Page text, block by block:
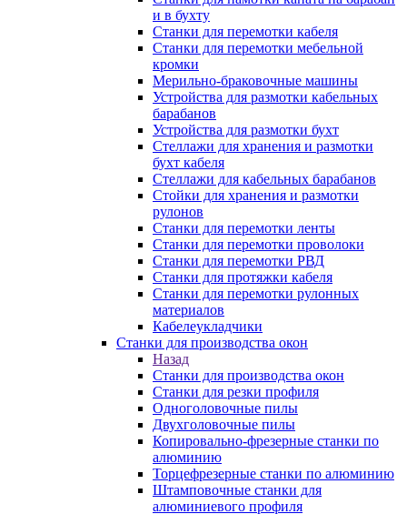
и в бухту
Станки для перемотки кабеля
Станки для перемотки мебельной
кромки
Мерильно-браковочные машины
Устройства для размотки кабельных
барабанов
Устройства для размотки бухт
Стеллажи для хранения и размотки
бухт кабеля
Стеллажи для кабельных барабанов
Стойки для хранения и размотки
рулонов
Станки для перемотки ленты
Станки для перемотки проволоки
Станки для перемотки РВД
Станки для протяжки кабеля
Станки для перемотки рулонных
материалов
Кабелеукладчики
Станки для производства окон
Назад
Станки для производства окон
Станки для резки профиля
Одноголовочные пилы
Двухголовочные пилы
Копировально-фрезерные станки по
алюминию
Торцефрезерные станки по алюминию
Штамповочные станки для
алюминиевого профиля